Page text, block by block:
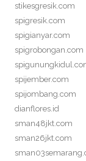
stikesgresik.com
spigresik.com
spigianyar.com
spigrobongan.com
spijember.com
spijombang.com
dianflores.id
sman48jkt.com
sman26jkt.com